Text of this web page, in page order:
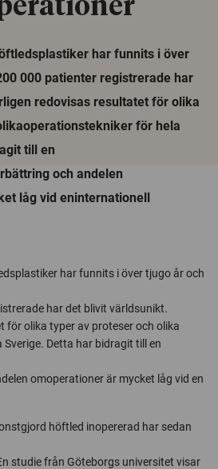
har funnits i över
000 patienter registrerade har
redovisas resultatet för olika
för hela
till en
och andelen
låg vid eninternationell
har funnits i över tjugo år och
har det blivit världsunikt.
för olika typer av proteser och olika
Detta har bidragit till en
omoperationer är mycket låg vid en
höftled inopererad har sedan
studie från Göteborgs universitet visar